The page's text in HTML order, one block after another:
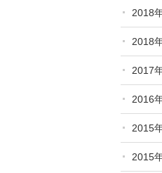
2018
2018
2017
2016
2015
2015